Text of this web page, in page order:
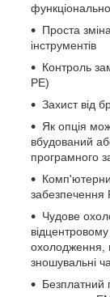
Проста
інструментів
Контроль
PE)
Захист від
Як опція
вбудований
програмного
забезпечення
Чудове
охолодження,
зношувальні
Безплатний